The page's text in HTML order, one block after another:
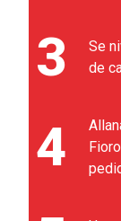
3
Se
de
4